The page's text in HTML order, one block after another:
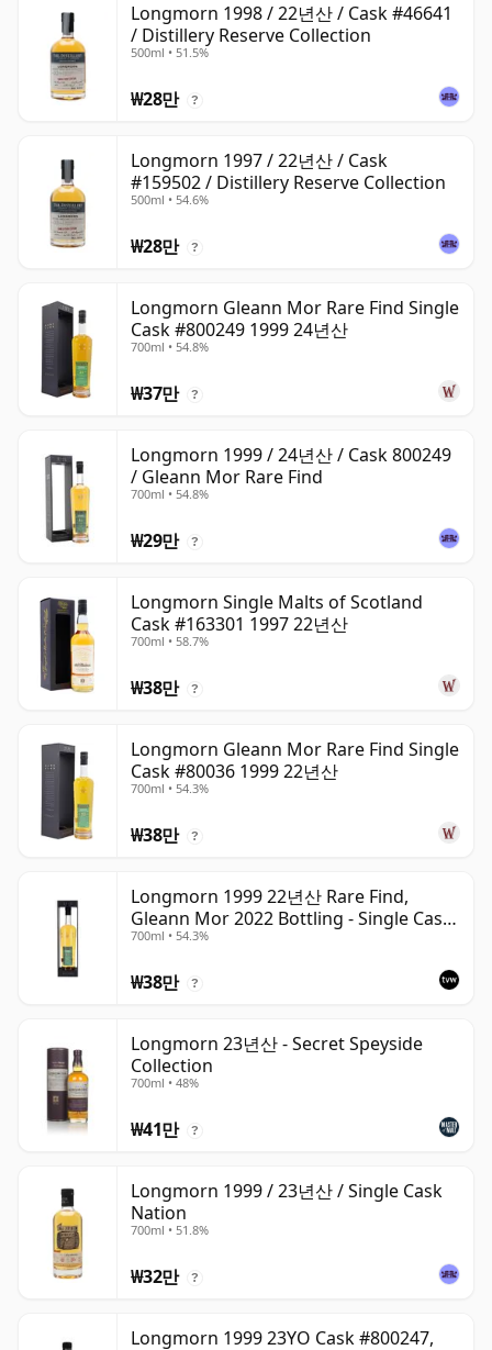
Longmorn 1998 / 22년산 / Cask #46641
/ Distillery Reserve Collection
500ml • 51.5%
₩28만 ?
Longmorn 1997 / 22년산 / Cask
#159502 / Distillery Reserve Collection
500ml • 54.6%
₩28만 ?
Longmorn Gleann Mor Rare Find Single
Cask #800249 1999 24년산
700ml • 54.8%
₩37만 ?
Longmorn 1999 / 24년산 / Cask 800249
/ Gleann Mor Rare Find
700ml • 54.8%
₩29만 ?
Longmorn Single Malts of Scotland
Cask #163301 1997 22년산
700ml • 58.7%
₩38만 ?
Longmorn Gleann Mor Rare Find Single
Cask #80036 1999 22년산
700ml • 54.3%
₩38만 ?
Longmorn 1999 22년산 Rare Find,
Gleann Mor 2022 Bottling - Single Cask
80036
700ml • 54.3%
₩38만 ?
Longmorn 23년산 - Secret Speyside
Collection
700ml • 48%
₩41만 ?
Longmorn 1999 / 23년산 / Single Cask
Nation
700ml • 51.8%
₩32만 ?
Longmorn 1999 23YO Cask #800247,